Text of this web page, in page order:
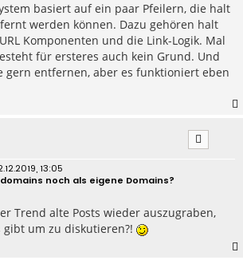
basiert auf ein paar Pfeilern, die halt
werden können. Dazu gehören halt
Komponenten und die Link-Logik. Mal
für ersteres auch kein Grund. Und
gern entfernen, aber es funktioniert eben
13:05
noch als eigene Domains?
Trend alte Posts wieder auszugraben,
um zu diskutieren?!